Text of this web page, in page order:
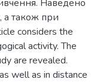
Наведено
а також при
considers the
activity. The
are revealed.
well as in distance